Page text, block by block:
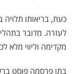
כעת, בריאותו
לעזרה. מדובר
מקדימה וליווי מלא
בתו פרסמה פוסט